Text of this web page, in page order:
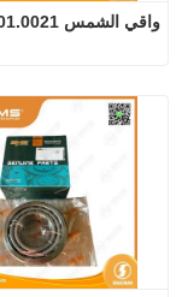
واقي الشمس 81.63701.0021